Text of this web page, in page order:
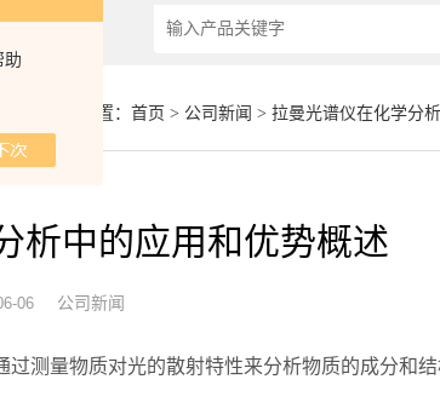
助
你的位置： 首页 > 公司新闻 > 拉曼光谱仪在化学分
析中的应用和优势概述
06 公司新闻
测量物质对光的散射特性来分析物质的成分和结